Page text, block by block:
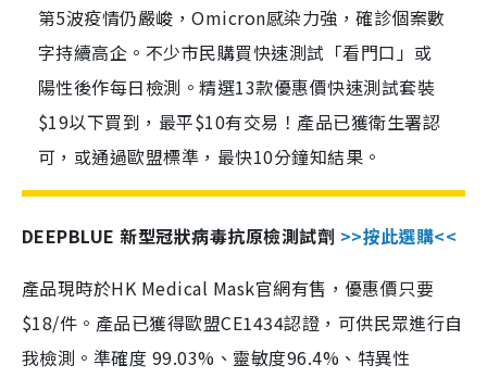
第5波疫情仍嚴峻，Omicron感染力強，確診個案數
字持續高企。不少市民購買快速測試「看門口」或
陽性後作每日檢測。精選13款優惠價快速測試套裝
$19以下買到，最平$10有交易！產品已獲衛生署認
可，或通過歐盟標準，最快10分鐘知結果。
DEEPBLUE 新型冠狀病毒抗原檢測試劑 >>按此選購<<
產品現時於HK Medical Mask官網有售，優惠價只要
$18/件。產品已獲得歐盟CE1434認證，可供民眾進行自
我檢測。準確度 99.03%、靈敏度96.4%、特異性